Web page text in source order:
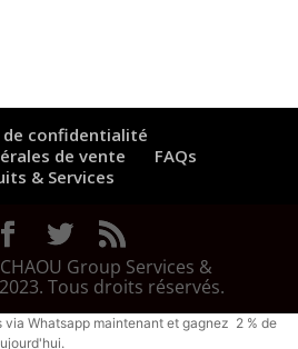
confidentialité
de vente
FAQs
& Services
Group Services &
Tous droits réservés.
Whatsapp maintenant et gagnez 2 % de